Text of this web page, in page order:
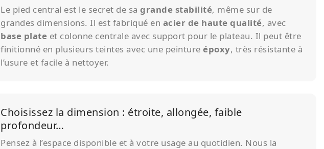
Le pied central est le secret de sa grande stabilité, même sur de
grandes dimensions. Il est fabriqué en acier de haute qualité, avec
base plate et colonne centrale avec support pour le plateau. Il peut être
finitionné en plusieurs teintes avec une peinture époxy, très résistante à
l’usure et facile à nettoyer.
Choisissez la dimension : étroite, allongée, faible
profondeur…
Pensez à l’espace disponible et à votre usage au quotidien. Nous la